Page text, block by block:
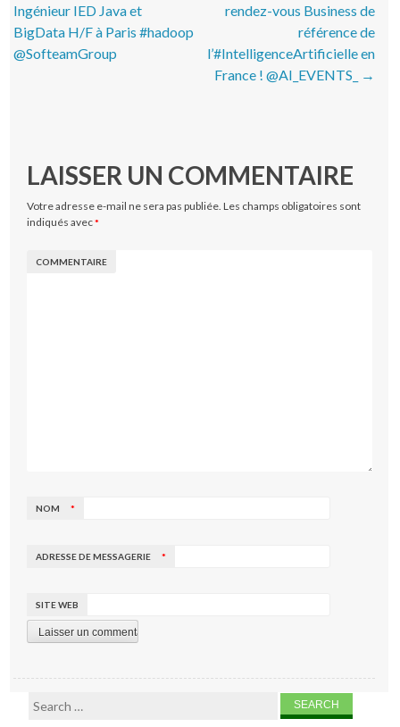
Ingénieur IED Java et
BigData H/F à Paris #hadoop
@SofteamGroup
rendez-vous Business de
référence de
l’#IntelligenceArtificielle en
France ! @AI_EVENTS_
→
LAISSER UN COMMENTAIRE
Votre adresse e-mail ne sera pas publiée. Les champs obligatoires sont
indiqués avec*
COMMENTAIRE
NOM *
ADRESSE DE MESSAGERIE *
SITE WEB
Search for: